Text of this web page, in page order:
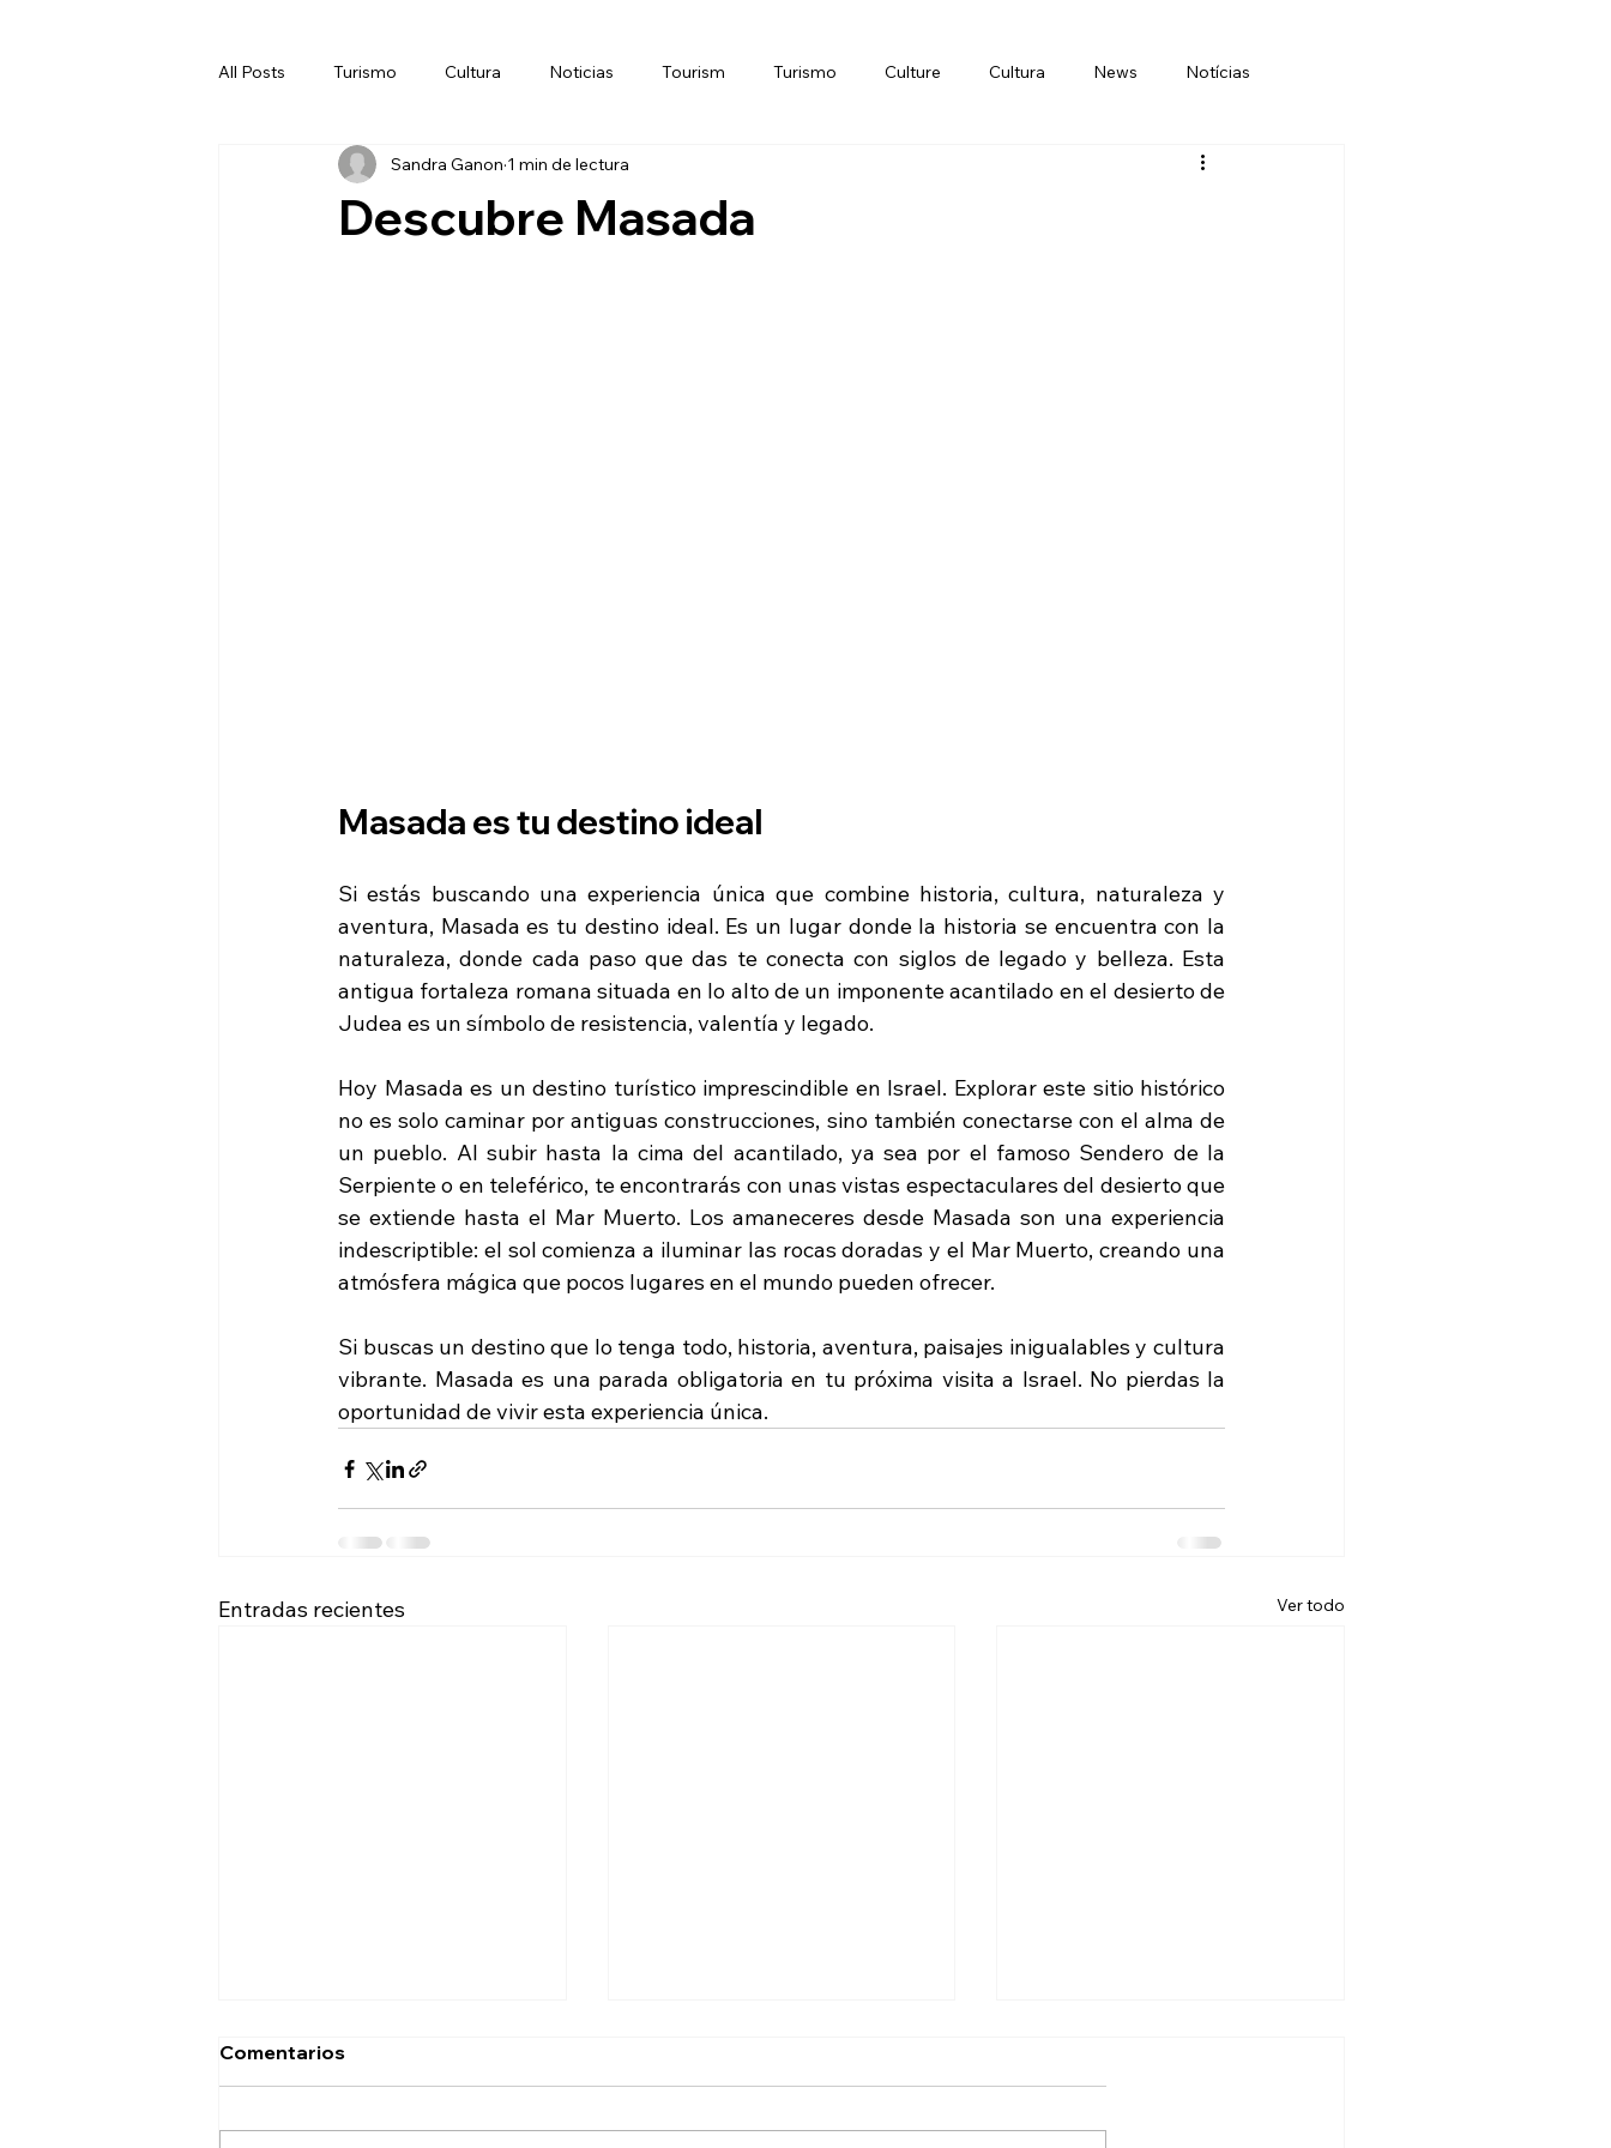
All Posts Turismo Cultura Noticias Tourism Turismo Culture Cultura News Notícias
Descubre Masada
Sandra Ganon 1 min de lectura
Masada es tu destino ideal
Si estás buscando una experiencia única que combine historia, cultura, naturaleza y
aventura, Masada es tu destino ideal. Es un lugar donde la historia se encuentra con la
naturaleza, donde cada paso que das te conecta con siglos de legado y belleza. Esta
antigua fortaleza romana situada en lo alto de un imponente acantilado en el desierto de
Judea es un símbolo de resistencia, valentía y legado.
Hoy Masada es un destino turístico imprescindible en Israel. Explorar este sitio histórico
no es solo caminar por antiguas construcciones, sino también conectarse con el alma de
un pueblo. Al subir hasta la cima del acantilado, ya sea por el famoso Sendero de la
Serpiente o en teleférico, te encontrarás con unas vistas espectaculares del desierto que
se extiende hasta el Mar Muerto. Los amaneceres desde Masada son una experiencia
indescriptible: el sol comienza a iluminar las rocas doradas y el Mar Muerto, creando una
atmósfera mágica que pocos lugares en el mundo pueden ofrecer.
Si buscas un destino que lo tenga todo, historia, aventura, paisajes inigualables y cultura
vibrante. Masada es una parada obligatoria en tu próxima visita a Israel. No pierdas la
oportunidad de vivir esta experiencia única.
Entradas recientes Ver todo
Comentarios